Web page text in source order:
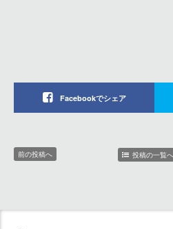
Facebookでシェア
前の投稿へ 投稿の一覧